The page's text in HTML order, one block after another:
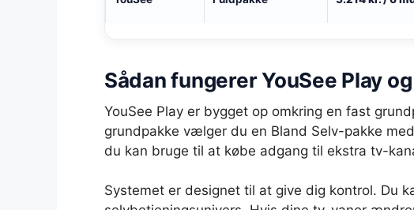
Sådan fungerer YouSee Play
YouSee Play er bygget op omkring en fast
grundpakke vælger du en Bland Selv-pakke
du kan bruge til at købe adgang til ekstra tv-
Systemet er designet til at give dig kontrol. Du